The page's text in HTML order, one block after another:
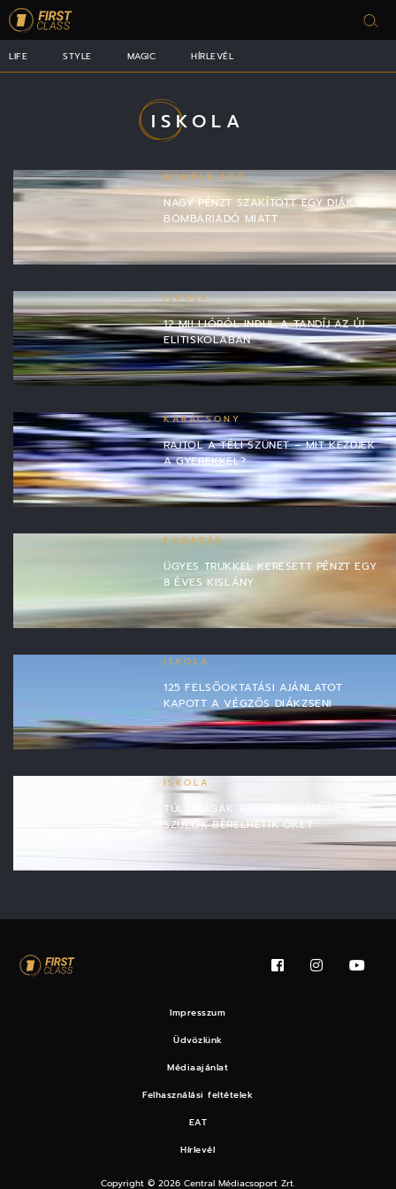
LIFE STYLE MAGIC HÍRLEVÉL
ISKOLA
BOMBARIADÓ
NAGY PÉNZT SZAKÍTOTT EGY DIÁK A
BOMBARIADÓ MIATT
ISKOLA
12 MILLIÓRÓL INDUL A TANDÍJ AZ ÚJ
ELITISKOLÁBAN
KARÁCSONY
RAJTOL A TÉLI SZÜNET – MIT KEZDJEK
A GYEREKKEL?
FOGADÁS
ÜGYES TRÜKKEL KERESETT PÉNZT EGY
8 ÉVES KISLÁNY
ISKOLA
125 FELSŐOKTATÁSI AJÁNLATOT
KAPOTT A VÉGZŐS DIÁKZSENI
ISKOLA
TÚL DRÁGÁK AZ ISKOLATÁSKÁK, A
SZÜLŐK BÉRELHETIK ŐKET
Impresszum
Üdvözlünk
Médiaajánlat
Felhasználási feltételek
EAT
Hírlevél
Copyright © 2026 Central Médiacsoport Zrt.